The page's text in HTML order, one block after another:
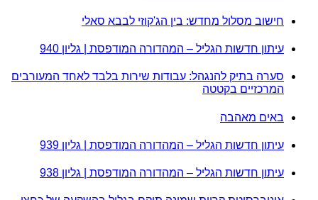
חישוב מסלול מחדש: בין הג'קוזי לבבא סאלי
עיתון חדשות הגליל – המהדורה המודפסת | גליון 940
סערה בתיק להנגהל: עבודות שירות בלבד לאחד המעורבים
המרכזיים בקטטה
באים מאהבה
עיתון חדשות הגליל – המהדורה המודפסת | גליון 939
עיתון חדשות הגליל – המהדורה המודפסת | גליון 938